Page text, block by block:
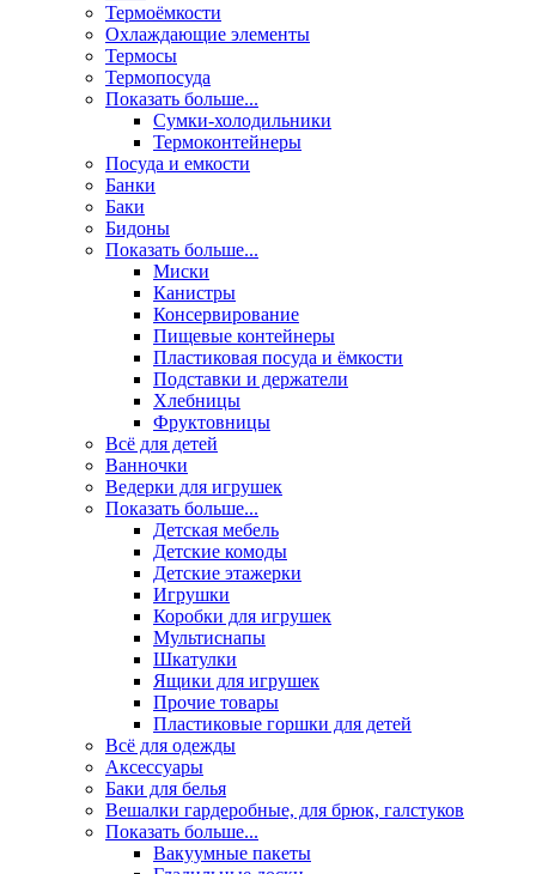
Термоёмкости
Охлаждающие элементы
Термосы
Термопосуда
Показать больше...
Сумки-холодильники
Термоконтейнеры
Посуда и емкости
Банки
Баки
Бидоны
Показать больше...
Миски
Канистры
Консервирование
Пищевые контейнеры
Пластиковая посуда и ёмкости
Подставки и держатели
Хлебницы
Фруктовницы
Всё для детей
Ванночки
Ведерки для игрушек
Показать больше...
Детская мебель
Детские комоды
Детские этажерки
Игрушки
Коробки для игрушек
Мультиснапы
Шкатулки
Ящики для игрушек
Прочие товары
Пластиковые горшки для детей
Всё для одежды
Аксессуары
Баки для белья
Вешалки гардеробные, для брюк, галстуков
Показать больше...
Вакуумные пакеты